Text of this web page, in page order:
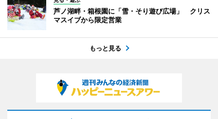
芦ノ湖畔・箱根園に「雪・そり遊び広場」 クリス
マスイブから限定営業
もっと見る